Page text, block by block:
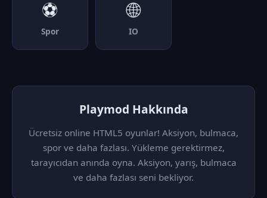
⚽
Spor
🌐
IO
Playmod Hakkında
Ücretsiz online HTML5 oyunlar! Aksiyon, bulmaca,
spor ve daha fazlası. Yükleme gerektirmez,
tarayıcıdan anında oyna. Aksiyon, yarış, bulmaca
ve daha fazlası seni bekliyor.